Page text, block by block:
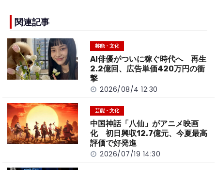
e
b
o
o
k
n
k
関連記事
芸能・文化
AI俳優がついに稼ぐ時代へ 再生
2.2億回、広告単価420万円の衝
撃
2026/08/4 12:30
芸能・文化
中国神話「八仙」がアニメ映画
化 初日興収12.7億元、今夏最高
評価で好発進
2026/07/19 14:30